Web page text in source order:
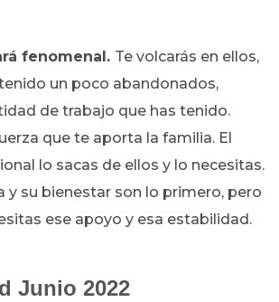
fenomenal. Te volcarás en ellos,
un poco abandonados,
de trabajo que has tenido.
que te aporta la familia. El
lo sacas de ellos y lo necesitas.
y su bienestar son lo primero, pero
ese apoyo y esa estabilidad.
Junio 2022